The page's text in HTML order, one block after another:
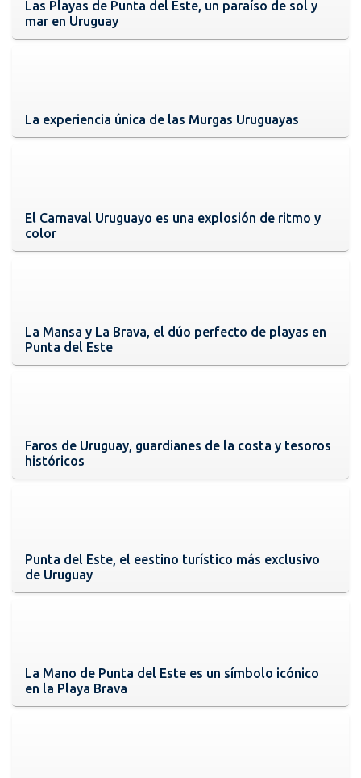
Las Playas de Punta del Este, un paraíso de sol y
mar en Uruguay
La experiencia única de las Murgas Uruguayas
El Carnaval Uruguayo es una explosión de ritmo y
color
La Mansa y La Brava, el dúo perfecto de playas en
Punta del Este
Faros de Uruguay, guardianes de la costa y tesoros
históricos
Punta del Este, el eestino turístico más exclusivo
de Uruguay
La Mano de Punta del Este es un símbolo icónico
en la Playa Brava